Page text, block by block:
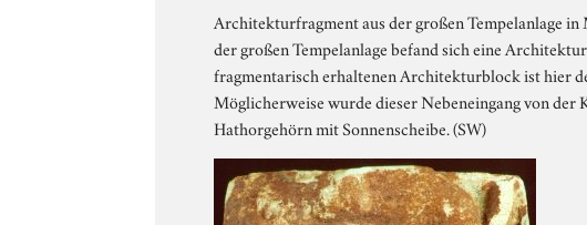
Architekturfragment aus der großen Tempelanlage in
der großen Tempelanlage befand sich eine
fragmentarisch erhaltenen Architekturblock ist hier
Möglicherweise wurde dieser Nebeneingang von
Hathorgehörn mit Sonnenscheibe. (SW)